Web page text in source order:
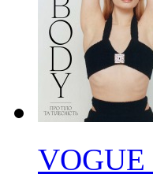
VOGUE